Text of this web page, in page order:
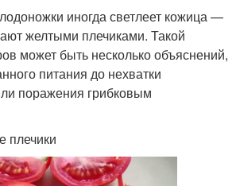
иногда светлеет кожица —
желтыми плечиками. Такой
может быть несколько объяснений,
питания до нехватки
поражения грибковым
плечики